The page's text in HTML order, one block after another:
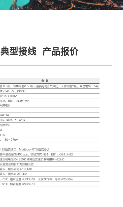
典型接线 产品报价